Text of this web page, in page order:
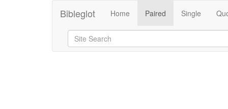
Bibleglot Home Paired Single